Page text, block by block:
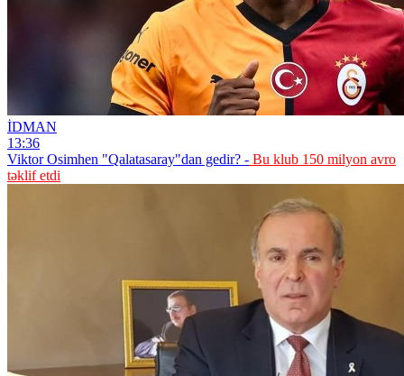
İDMAN
13:36
Viktor Osimhen "Qalatasaray"dan gedir? - Bu klub 150 milyon avro
təklif etdi